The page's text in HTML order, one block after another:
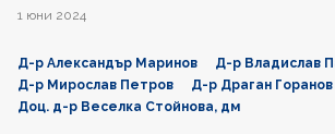
1 юни 2024
Д-р Александър Маринов
Д-р Владислав
Д-р Мирослав Петров
Д-р Драган Горанов
Доц. д-р Веселка Стойнова, дм